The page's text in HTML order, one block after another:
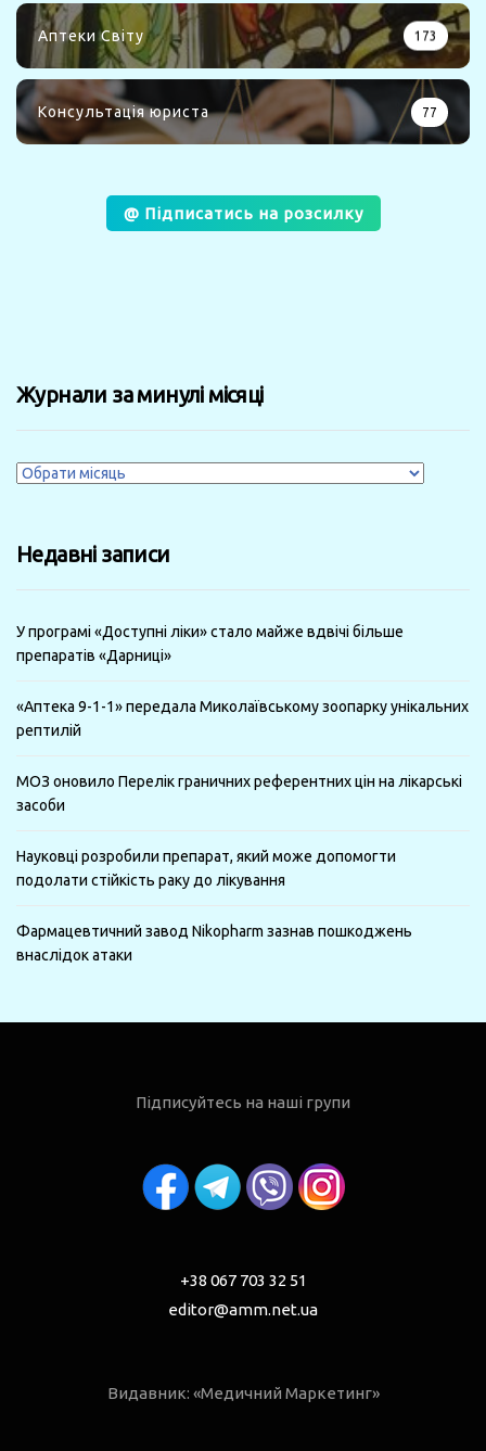
Аптеки Світу 173
Консультація юриста 77
@ Підписатись на розсилку
Журнали за минулі місяці
Журнали
місяці
Недавні записи
У програмі «Доступні ліки» стало майже вдвічі більше
препаратів «Дарниці»
«Аптека 9-1-1» передала Миколаївському зоопарку унікальних
рептилій
МОЗ оновило Перелік граничних референтних цін на лікарські
засоби
Науковці розробили препарат, який може допомогти
подолати стійкість раку до лікування
Фармацевтичний завод Nikopharm зазнав пошкоджень
внаслідок атаки
Підписуйтесь на наші групи
+38 067 703 32 51
editor@amm.net.ua
Видавник: «Медичний Маркетинг»